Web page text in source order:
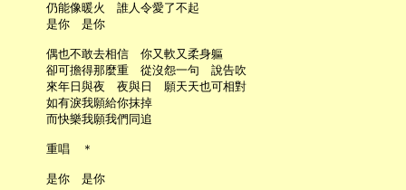
     仍能像暖火　誰人令愛了不起
     是你　是你
     偶也不敢去相信　你又軟又柔身軀
     卻可擔得那麼重　從沒怨一句　說告吹
     來年日與夜　夜與日　願天天也可相對
     如有淚我願給你抹掉
     而快樂我願我們同追
     重唱　＊